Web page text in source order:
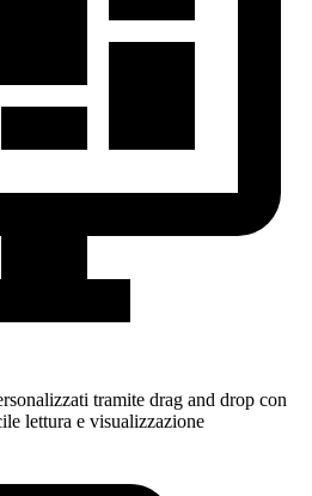
tramite drag and drop con
lettura e visualizzazione